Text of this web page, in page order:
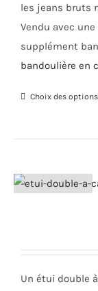
les jeans bruts
Vendu avec
supplément
bandoulière en
Choix des options
Un étui double